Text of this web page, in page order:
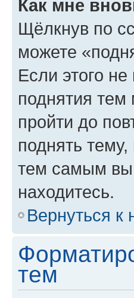
Как мне
Щёлкнув по
можете
Если этого не
поднятия
пройти до
поднять тему,
тем самым вы
находитесь.
Вернуться к
тем